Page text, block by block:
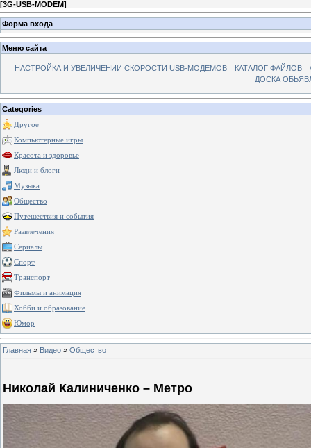
[3G-USB-MODEM]
Форма входа
Меню сайта
НАСТРОЙКА И УВЕЛИЧЕНИИ СКОРОСТИ USB-МОДЕМОВ КАТАЛОГ ФАЙЛОВ
ДОСКА
Categories
Другое
Компьютерные игры
Красота и здоровье
Люди и блоги
Музыка
Общество
Путешествия и события
Развлечения
Сериалы
Спорт
Транспорт
Фильмы и анимация
Хобби и образование
Юмор
Главная » Видео » Общество
Николай Калиниченко – Метро